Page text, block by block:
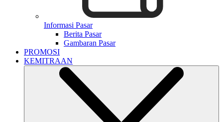
Informasi Pasar
Berita Pasar
Gambaran Pasar
PROMOSI
KEMITRAAN